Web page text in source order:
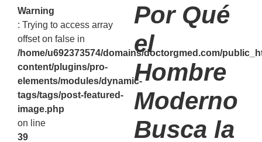
Warning
: Trying to access array
offset on false in
/home/u692373574/domains/doctorgmed.com/
content/plugins/pro-
elements/modules/dynamic-
tags/tags/post-featured-
image.php
on line
39
Por Qué
el
Hombre
Moderno
Busca la